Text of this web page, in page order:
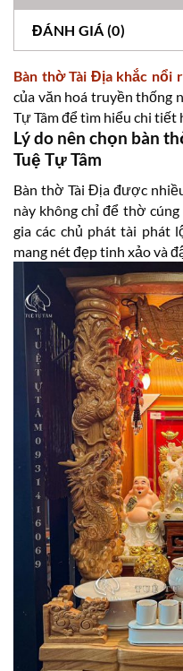
ĐÁNH GIÁ (0)
Bàn thờ Tài Địa khắc nổi
của văn hoá truyền thống
Tự Tâm để tìm hiểu chi
Lý do nên chọn bàn
Tuệ Tự Tâm
Bàn thờ Tài Địa được
này không chỉ để thờ
gia các chủ phát tài phát
mang nét đẹp tinh xảo và